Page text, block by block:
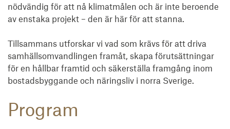
nödvändig för att nå klimatmålen och är inte beroende
av enstaka projekt – den är här för att stanna.
Tillsammans utforskar vi vad som krävs för att driva
samhällsomvandlingen framåt, skapa förutsättningar
för en hållbar framtid och säkerställa framgång inom
bostadsbyggande och näringsliv i norra Sverige.
Program